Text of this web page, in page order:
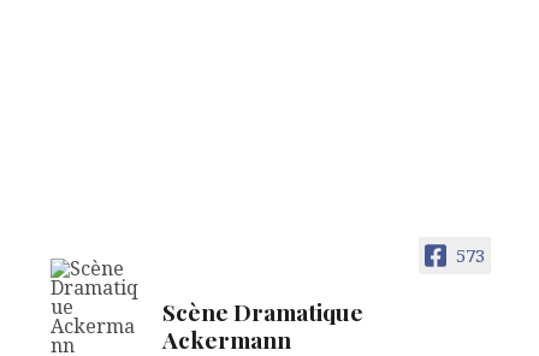
573
Scène Dramatique
Ackermann